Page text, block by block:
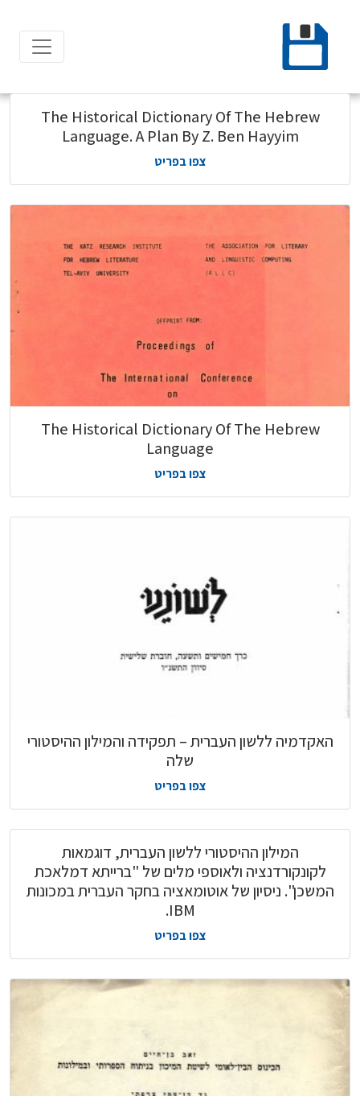
content
The Historical Dictionary Of The Hebrew
Language. A Plan By Z. Ben Hayyim
צפו בפריט
The Historical Dictionary Of The Hebrew
Language
צפו בפריט
האקדמיה ללשון העברית – תפקידה והמילון ההיסטורי
שלה
צפו בפריט
המילון ההיסטורי ללשון העברית, דוגמאות
לקונקורדנציה ולאוספי מלים של "ברייתא דמלאכת
המשכן". ניסיון של אוטומאציה בחקר העברית במכונות
IBM.
צפו בפריט